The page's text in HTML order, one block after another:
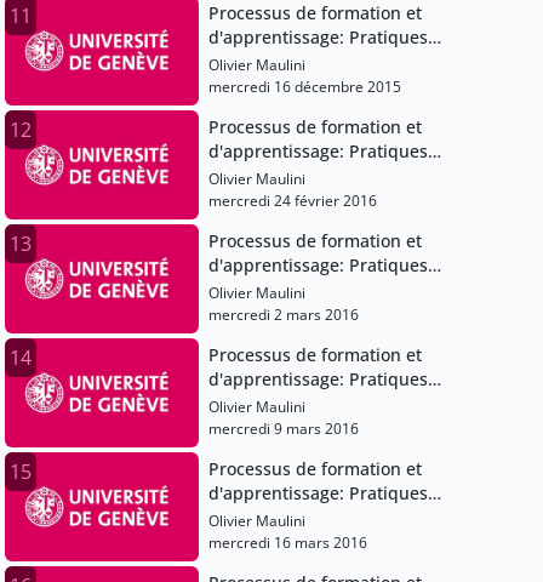
11
Processus de formation et
d'apprentissage: Pratiques
pédagogiques et institutions scolaires
Olivier Maulini
mercredi 16 décembre 2015
12
Processus de formation et
d'apprentissage: Pratiques
pédagogiques et institutions scolaires
Olivier Maulini
mercredi 24 février 2016
13
Processus de formation et
d'apprentissage: Pratiques
pédagogiques et institutions scolaires
Olivier Maulini
mercredi 2 mars 2016
14
Processus de formation et
d'apprentissage: Pratiques
pédagogiques et institutions scolaires
Olivier Maulini
mercredi 9 mars 2016
15
Processus de formation et
d'apprentissage: Pratiques
pédagogiques et institutions scolaires
Olivier Maulini
mercredi 16 mars 2016